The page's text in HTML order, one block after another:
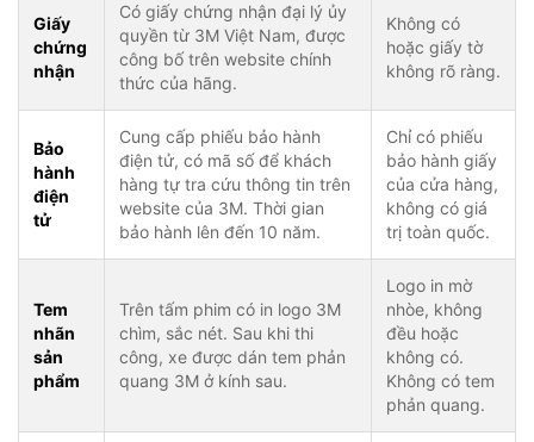
Giấy
chứng
nhận
Có giấy chứng nhận đại lý ủy
quyền từ 3M Việt Nam, được
công bố trên website chính
thức của hãng.
Không có
hoặc giấy tờ
không rõ ràng.
Bảo
hành
điện
tử
Cung cấp phiếu bảo hành
điện tử, có mã số để khách
hàng tự tra cứu thông tin trên
website của 3M. Thời gian
bảo hành lên đến 10 năm.
Chỉ có phiếu
bảo hành giấy
của cửa hàng,
không có giá
trị toàn quốc.
Tem
nhãn
sản
phẩm
Trên tấm phim có in logo 3M
chìm, sắc nét. Sau khi thi
công, xe được dán tem phản
quang 3M ở kính sau.
Logo in mờ
nhòe, không
đều hoặc
không có.
Không có tem
phản quang.